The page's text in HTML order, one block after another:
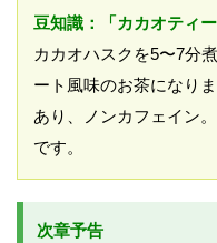
豆知識：「カカオティ
カカオハスクを5〜7分
ート風味のお茶になり
あり、ノンカフェイン
です。
次章予告